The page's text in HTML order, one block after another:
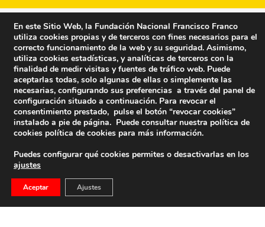
Fundación Nacional Francisco Franco
En este Sitio Web, la Fundación Nacional Francisco Franco
utiliza cookies propias y de terceros con fines necesarios para el
correcto funcionamiento de la web y su seguridad. Asimismo,
utiliza cookies estadísticas, y analíticas de terceros con la
finalidad de medir visitas y fuentes de tráfico web. Puede
aceptarlas todas, solo algunas de ellas o simplemente las
necesarias, configurando sus preferencias a través del panel de
configuración situado a continuación. Para revocar el
consentimiento prestado, pulse el botón “revocar cookies”
instalado a pie de página. Puede consultar nuestra política de
cookies política de cookies para más información.
Puedes configurar qué cookies permites o desactivarlas en los
ajustes
Aceptar Ajustes